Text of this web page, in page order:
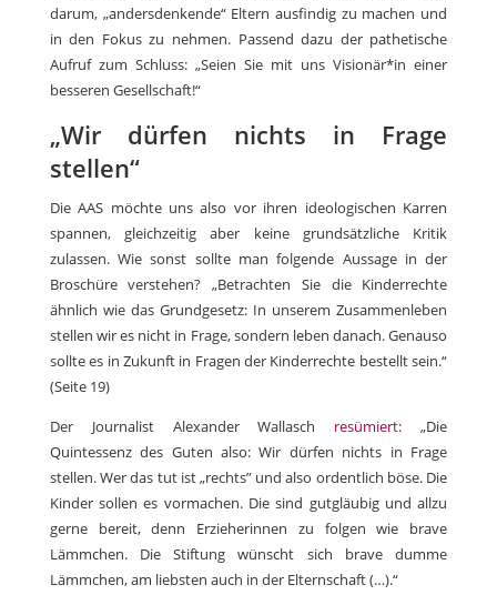
darum, „andersdenkende“ Eltern ausfindig zu machen und
in den Fokus zu nehmen. Passend dazu der pathetische
Aufruf zum Schluss: „Seien Sie mit uns Visionär*in einer
besseren Gesellschaft!“
„Wir dürfen nichts in Frage
stellen“
Die AAS möchte uns also vor ihren ideologischen Karren
spannen, gleichzeitig aber keine grundsätzliche Kritik
zulassen. Wie sonst sollte man folgende Aussage in der
Broschüre verstehen? „Betrachten Sie die Kinderrechte
ähnlich wie das Grundgesetz: In unserem Zusammenleben
stellen wir es nicht in Frage, sondern leben danach. Genauso
sollte es in Zukunft in Fragen der Kinderrechte bestellt sein.“
(Seite 19)
Der Journalist Alexander Wallasch resümiert: „Die
Quintessenz des Guten also: Wir dürfen nichts in Frage
stellen. Wer das tut ist „rechts” und also ordentlich böse. Die
Kinder sollen es vormachen. Die sind gutgläubig und allzu
gerne bereit, denn Erzieherinnen zu folgen wie brave
Lämmchen. Die Stiftung wünscht sich brave dumme
Lämmchen, am liebsten auch in der Elternschaft (…).“